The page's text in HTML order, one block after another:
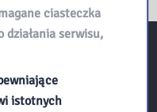
ciasteczka
działania serwisu,
istotnych